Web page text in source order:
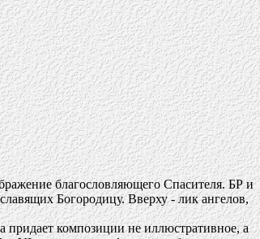
благословляющего Спасителя. БР и
Богородицу. Вверху - лик ангелов,
придает композиции не иллюстративное, а